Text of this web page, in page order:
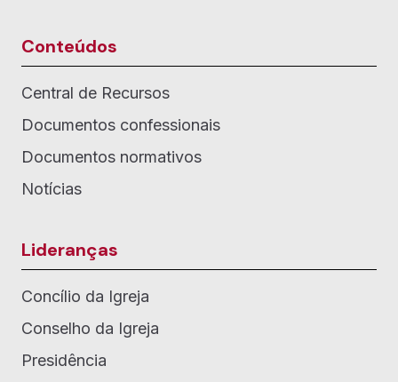
Conteúdos
Central de Recursos
Documentos confessionais
Documentos normativos
Notícias
Lideranças
Concílio da Igreja
Conselho da Igreja
Presidência